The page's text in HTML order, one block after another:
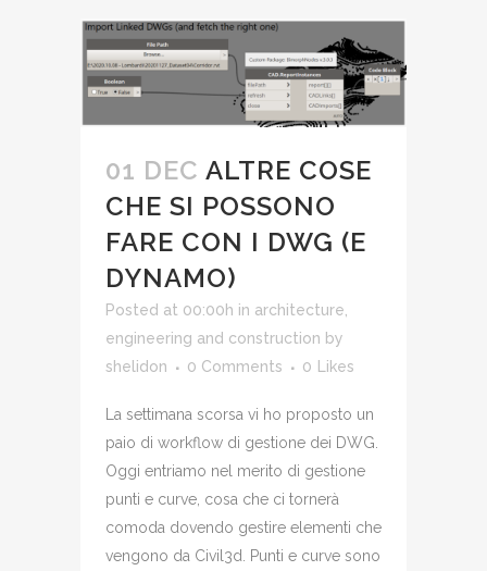
01 DEC ALTRE COSE
CHE SI POSSONO
FARE CON I DWG (E
DYNAMO)
Posted at 00:00h in architecture,
engineering and construction by
shelidon
0 Comments 0 Likes
La settimana scorsa vi ho proposto un
paio di workflow di gestione dei DWG.
Oggi entriamo nel merito di gestione
punti e curve, cosa che ci tornerà
comoda dovendo gestire elementi che
vengono da Civil3d. Punti e curve sono